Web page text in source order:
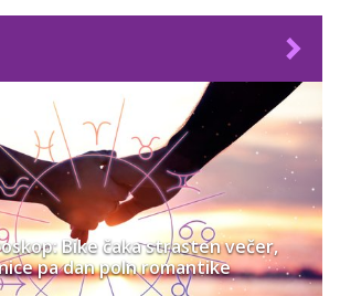
Bike čaka strasten večer,
pa dan poln romantike